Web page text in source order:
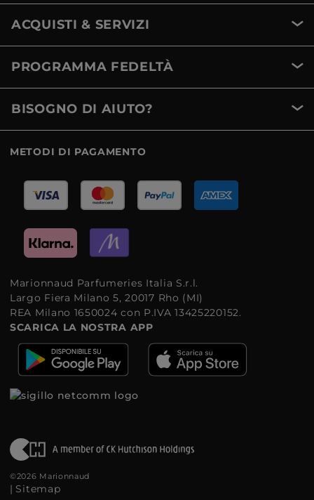
ACQUISTI & SERVIZI
PROGRAMMA FEDELTÀ
BISOGNO DI AIUTO?
METODI DI PAGAMENTO
Marionnaud Parfumeries Italia S.r.l.
Largo Fiera Milano 5, 20017 Rho (MI)
REA Milano 1650024 con P.IVA 13425220152.
SCARICA LA NOSTRA APP
©2026 Marionnaud
| Sitemap